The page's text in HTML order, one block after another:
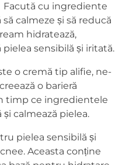
Facută cu ingrediente
calmeze și să reducă
hidratează,
sensibilă și iritată.
o cremă tip alifie, ne-
o barieră
timp ce ingredientele
și calmează pielea.
pielea sensibilă și
Aceasta conține